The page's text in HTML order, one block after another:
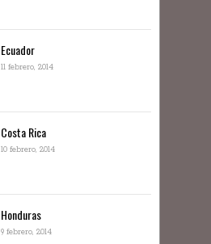
Ecuador
11 febrero, 2014
Costa Rica
10 febrero, 2014
Honduras
9 febrero, 2014